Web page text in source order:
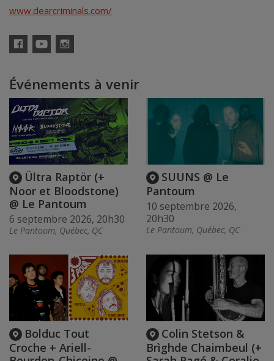
www.dearcriminals.com/
Événements à venir
Ültra Raptör (+
Noor et Bloodstone)
@ Le Pantoum
6 septembre 2026, 20h30
Le Pantoum, Québec, QC
SUUNS @ Le
Pantoum
10 septembre 2026,
20h30
Le Pantoum, Québec, QC
Bolduc Tout
Croche + Ariell-
Colin Stetson &
Brìghde Chaimbeul (+